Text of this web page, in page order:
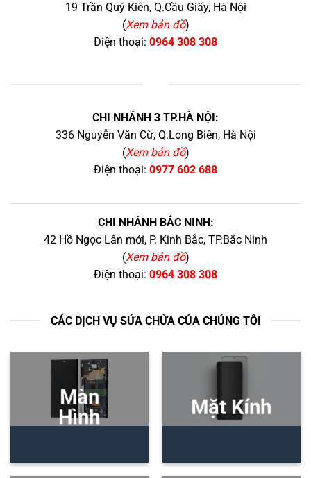
19 Trần Quý Kiên, Q.Cầu Giấy, Hà Nội
(Xem bản đồ)
Điện thoại: 0964 308 308
CHI NHÁNH 3 TP.HÀ NỘI:
336 Nguyễn Văn Cừ, Q.Long Biên, Hà Nội
(Xem bản đồ)
Điện thoại: 0977 602 688
CHI NHÁNH BẮC NINH:
42 Hồ Ngọc Lân mới, P. Kinh Bắc, TP.Bắc Ninh
(Xem bản đồ)
Điện thoại: 0964 308 308
CÁC DỊCH VỤ SỬA CHỮA CỦA CHÚNG TÔI
Màn
Hình
Mặt Kính